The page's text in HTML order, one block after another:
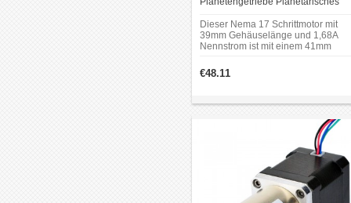
Dieser Nema 17 Schrittmotor mit
39mm Gehäuselänge und 1,68A
Nennstrom ist mit einem 41mm
übersetzung integriert.Es kann in
Vielzahl von Anwendungen
erfordern.
€48.11